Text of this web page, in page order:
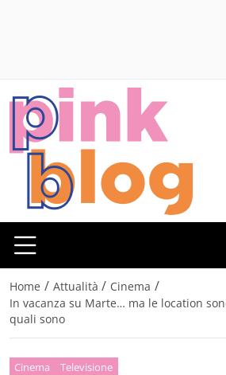
Home / Attualità / Cinema /
In vacanza su Marte… ma le location
quali sono
Cinema Televisione